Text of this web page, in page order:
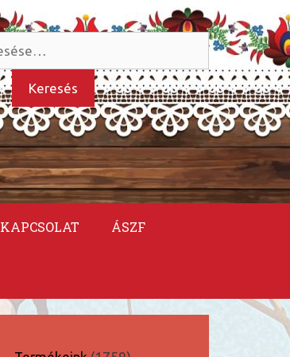
Keresés
KAPCSOLAT ÁSZF